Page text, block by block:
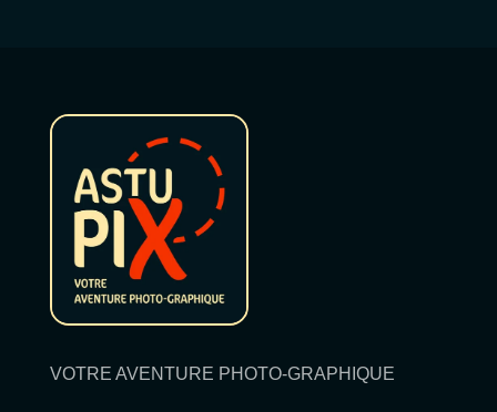
VOTRE AVENTURE PHOTO-GRAPHIQUE